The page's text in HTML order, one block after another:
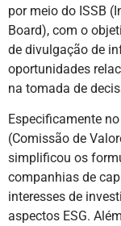
por meio do ISSB
Board), com o
de divulgação de
oportunidades
na tomada de
Especificamente
(Comissão de
simplificou os
companhias de
interesses de
aspectos ESG.